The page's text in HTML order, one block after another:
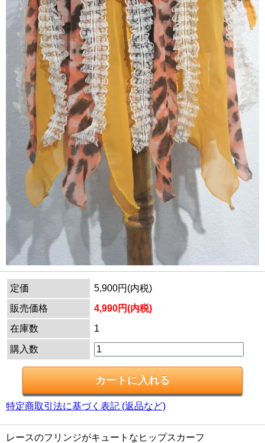
定価
5,900円(内税)
販売価格
4,990円(内税)
在庫数
1
購入数
特定商取引法に基づく表記 (返品など)
レースのフリンジがキュートなヒップスカーフ